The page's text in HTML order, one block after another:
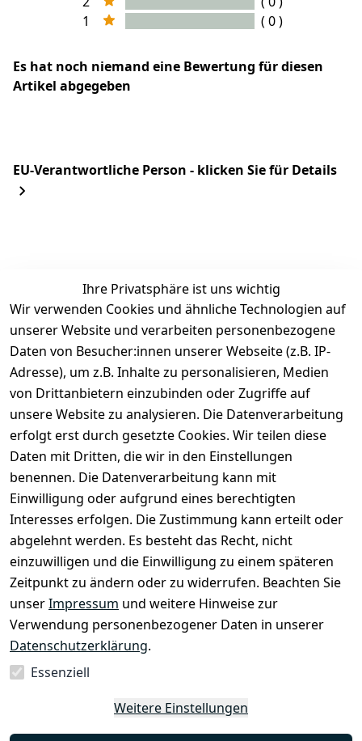
1
( 0 )
Es hat noch niemand eine Bewertung für diesen
Artikel abgegeben
EU-Verantwortliche Person - klicken Sie für Details
Ihre Privatsphäre ist uns wichtig
Wir verwenden Cookies und ähnliche Technologien auf
unserer Website und verarbeiten personenbezogene
Daten von Besucher:innen unserer Webseite (z.B. IP-
Adresse), um z.B. Inhalte zu personalisieren, Medien
von Drittanbietern einzubinden oder Zugriffe auf
unsere Website zu analysieren. Die Datenverarbeitung
erfolgt erst durch gesetzte Cookies. Wir teilen diese
Daten mit Dritten, die wir in den Einstellungen
benennen. Die Datenverarbeitung kann mit
Einwilligung oder aufgrund eines berechtigten
Interesses erfolgen. Die Zustimmung kann erteilt oder
abgelehnt werden. Es besteht das Recht, nicht
einzuwilligen und die Einwilligung zu einem späteren
Zeitpunkt zu ändern oder zu widerrufen. Beachten Sie
unserImpressum und weitere Hinweise zur
Verwendung personenbezogener Daten in unserer
Datenschutzerklärung.
Essenziell
Weitere Einstellungen
Rechtliches
Impressum
AGB
Datenschutze
rklärung
Widerrufsbe
lehrung
Muster-
Widerrufsfo
rmular
Barrierefreihe
itserklärung
Kontakt
Kontakt
Registrieren
widerrufen